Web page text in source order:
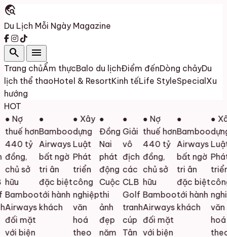
travel_explore
Du Lịch Mỗi Ngày Magazine
search menu
Trang chủẨm thựcBalo du lịchĐiểm đếnDòng chảyDu
lịch thể thaoHotel & ResortKinh tếLife StyleSpecial Xu
hướng
HOT
● Nợ
thuế hơn
440 tỷ
đồng,
chủ sở
hữu
Bamboo
Airways
đối mặt
với biện
●
Bamboo
Airways
bất ngờ
tri ân
đặc biệt
tới hành
khách
● Xây
dựng
Luật
Phát
triển
công
nghiệp
văn
hoá
theo
●
Đồng
Nai
phát
động
Cuộc
thi
ảnh
đẹp
năm
●
Giải
vô
địch
các
CLB
Golf
tranh
cúp
Tân
● Nợ
thuế hơn
440 tỷ
đồng,
chủ sở
hữu
Bamboo
Airways
đối mặt
với biện
●
Bamboo
Airways
bất ngờ
tri ân
đặc biệt
tới hành
khách
●
dựng
Luật
Phát
triển
công
văn
hoá
theo